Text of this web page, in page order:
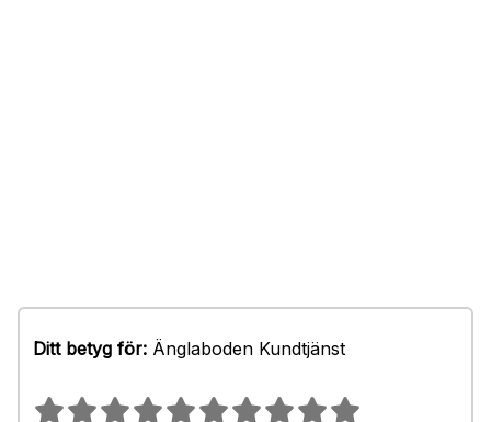
Ditt betyg för: Änglaboden Kundtjänst